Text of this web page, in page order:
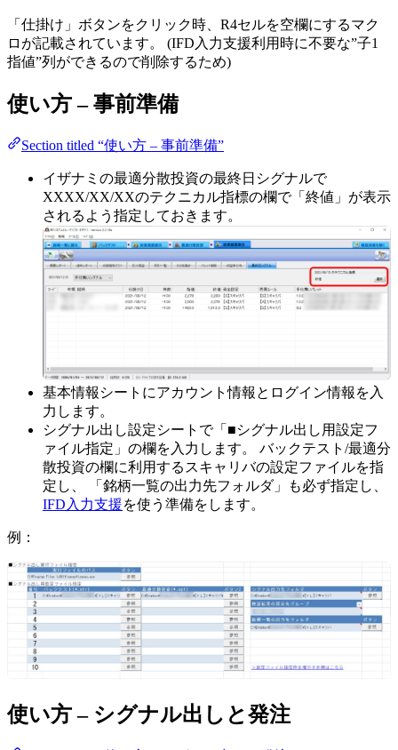
「仕掛け」ボタンをクリック時、R4セルを空欄にするマク
ロが記載されています。 (IFD入力支援利用時に不要な”子1
指値”列ができるので削除するため)
使い方 – 事前準備
Section titled “使い方 – 事前準備”
イザナミの最適分散投資の最終日シグナルで
XXXX/XX/XXのテクニカル指標の欄で「終値」が表示
されるよう指定しておきます。
基本情報シートにアカウント情報とログイン情報を入
力します。
シグナル出し設定シートで「■シグナル出し用設定フ
ァイル指定」の欄を入力します。 バックテスト/最適分
散投資の欄に利用するスキャリバの設定ファイルを指
定し、 「銘柄一覧の出力先フォルダ」も必ず指定し、
IFD入力支援を使う準備をします。
例：
使い方 – シグナル出しと発注